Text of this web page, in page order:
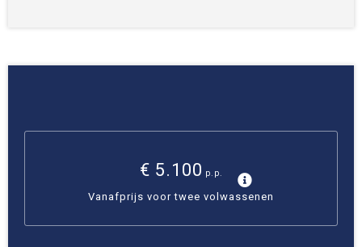
€ 5.100 p.p.
Vanafprijs voor twee volwassenen